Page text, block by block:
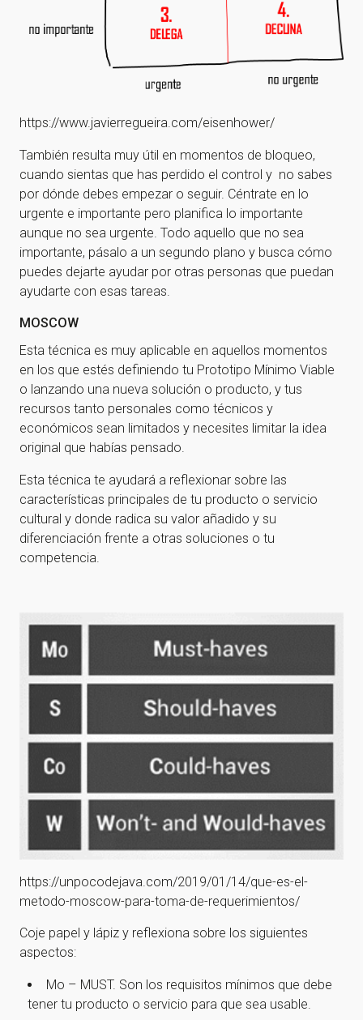
https://www.javierregueira.com/eisenhower/
También resulta muy útil en momentos de bloqueo,
cuando sientas que has perdido el control y no sabes
por dónde debes empezar o seguir. Céntrate en lo
urgente e importante pero planifica lo importante
aunque no sea urgente. Todo aquello que no sea
importante, pásalo a un segundo plano y busca cómo
puedes dejarte ayudar por otras personas que puedan
ayudarte con esas tareas.
MOSCOW
Esta técnica es muy aplicable en aquellos momentos
en los que estés definiendo tu Prototipo Mínimo Viable
o lanzando una nueva solución o producto, y tus
recursos tanto personales como técnicos y
económicos sean limitados y necesites limitar la idea
original que habías pensado.
Esta técnica te ayudará a reflexionar sobre las
características principales de tu producto o servicio
cultural y donde radica su valor añadido y su
diferenciación frente a otras soluciones o tu
competencia.
https://unpocodejava.com/2019/01/14/que-es-el-
metodo-moscow-para-toma-de-requerimientos/
Coje papel y lápiz y reflexiona sobre los siguientes
aspectos:
Mo – MUST. Son los requisitos mínimos que debe
tener tu producto o servicio para que sea usable.